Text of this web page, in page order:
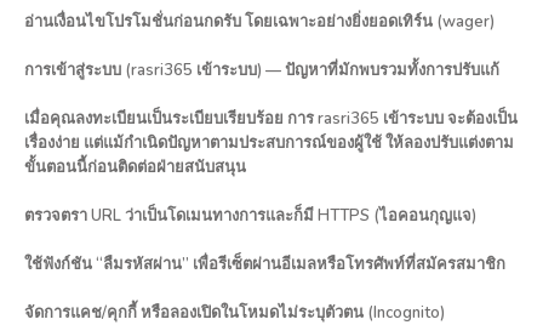
อ่านเงื่อนไขโปรโมชั่นก่อนกดรับ โดยเฉพาะอย่างยิ่งยอดเทิร์น (wager)
การเข้าสู่ระบบ (rasri365 เข้าระบบ) — ปัญหาที่มักพบรวมทั้งการปรับแก้
เมื่อคุณลงทะเบียนเป็นระเบียบเรียบร้อย การ rasri365 เข้าระบบ จะต้องเป็น
เรื่องง่าย แต่แม้กำเนิดปัญหาตามประสบการณ์ของผู้ใช้ ให้ลองปรับแต่งตาม
ขั้นตอนนี้ก่อนติดต่อฝ่ายสนับสนุน
ตรวจตรา URL ว่าเป็นโดเมนทางการและก็มี HTTPS (ไอคอนกุญแจ)
ใช้ฟังก์ชัน “ลืมรหัสผ่าน” เพื่อรีเซ็ตผ่านอีเมลหรือโทรศัพท์ที่สมัครสมาชิก
จัดการแคช/คุกกี้ หรือลองเปิดในโหมดไม่ระบุตัวตน (Incognito)